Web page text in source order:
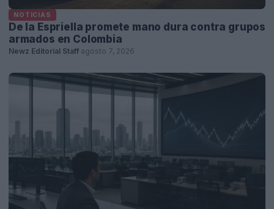
NOTICIAS
De la Espriella promete mano dura contra grupos
armados en Colombia
Newz Editorial Staff agosto 7, 2026